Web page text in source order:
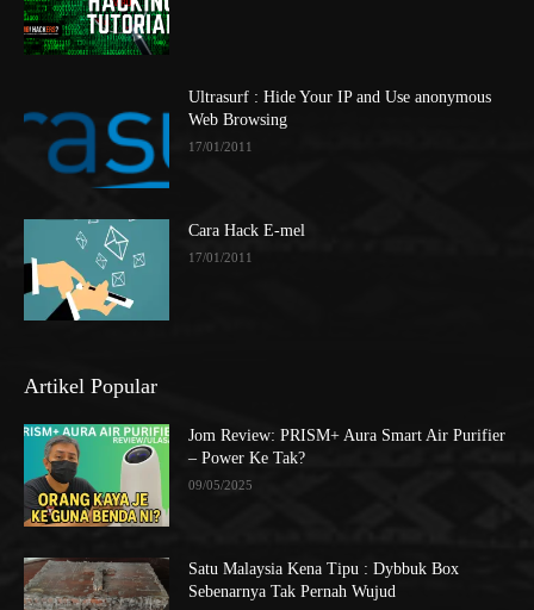
Ultrasurf : Hide Your IP and Use anonymous
Web Browsing
17/01/2011
Cara Hack E-mel
17/01/2011
Artikel Popular
Jom Review: PRISM+ Aura Smart Air Purifier
– Power Ke Tak?
09/05/2025
Satu Malaysia Kena Tipu : Dybbuk Box
Sebenarnya Tak Pernah Wujud